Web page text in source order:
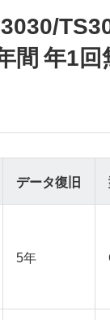
間 年1
データ復旧
5年